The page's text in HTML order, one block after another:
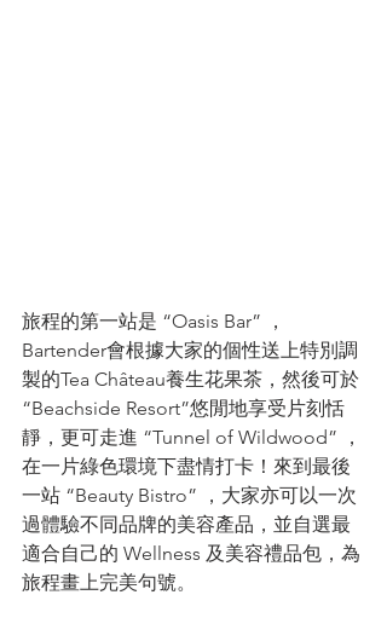
旅程的第一站是 “Oasis Bar” ，
Bartender會根據大家的個性送上特別調
製的Tea Château養生花果茶，然後可於
“Beachside Resort”悠閒地享受片刻恬
靜，更可走進 “Tunnel of Wildwood” ，
在一片綠色環境下盡情打卡！來到最後
一站 “Beauty Bistro” ，大家亦可以一次
過體驗不同品牌的美容產品，並自選最
適合自己的 Wellness 及美容禮品包，為
旅程畫上完美句號。